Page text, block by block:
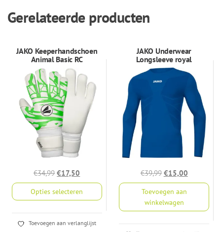
Gerelateerde producten
JAKO Keeperhandschoen
Animal Basic RC
€34,99Oorspronkelijke
prijs
was:
€17,50
prijs
is:
Opties selecteren
Dit
product
Toevoegen aan verlanglijst
JAKO Underwear
Longsleeve royal
€39,99 Oorspronkelijke
prijs
was:
€39,99.
€15,00Huidige
prijs
€15,00.
Toevoegen aan
winkelwagen